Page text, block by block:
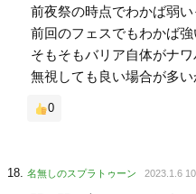
前夜祭の時点でわかば弱
前回のフェスでもわかば
そもそもバリア自体がナ
無視しても良い場合が多い
0
名無しのスプラトゥーン 2023.1.6